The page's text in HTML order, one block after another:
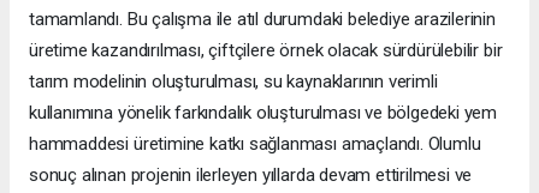
tamamlandı. Bu çalışma ile atıl durumdaki belediye arazilerinin
üretime kazandırılması, çiftçilere örnek olacak sürdürülebilir bir
tarım modelinin oluşturulması, su kaynaklarının verimli
kullanımına yönelik farkındalık oluşturulması ve bölgedeki yem
hammaddesi üretimine katkı sağlanması amaçlandı. Olumlu
sonuç alınan projenin ilerleyen yıllarda devam ettirilmesi ve